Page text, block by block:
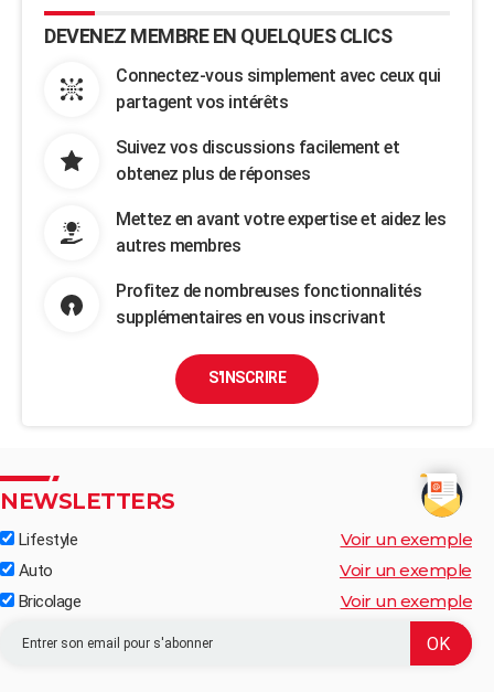
DEVENEZ MEMBRE EN QUELQUES CLICS
Connectez-vous simplement avec ceux qui
partagent vos intérêts
Suivez vos discussions facilement et
obtenez plus de réponses
Mettez en avant votre expertise et aidez les
autres membres
Profitez de nombreuses fonctionnalités
supplémentaires en vous inscrivant
S'INSCRIRE
NEWSLETTERS
Lifestyle Voir un exemple
Auto Voir un exemple
Bricolage Voir un exemple